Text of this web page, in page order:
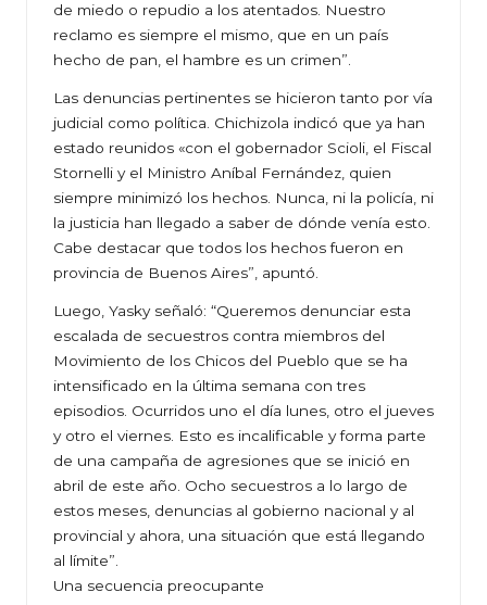
de miedo o repudio a los atentados. Nuestro
reclamo es siempre el mismo, que en un país
hecho de pan, el hambre es un crimen”.
Las denuncias pertinentes se hicieron tanto por vía
judicial como política. Chichizola indicó que ya han
estado reunidos «con el gobernador Scioli, el Fiscal
Stornelli y el Ministro Aníbal Fernández, quien
siempre minimizó los hechos. Nunca, ni la policía, ni
la justicia han llegado a saber de dónde venía esto.
Cabe destacar que todos los hechos fueron en
provincia de Buenos Aires”, apuntó.
Luego, Yasky señaló: “Queremos denunciar esta
escalada de secuestros contra miembros del
Movimiento de los Chicos del Pueblo que se ha
intensificado en la última semana con tres
episodios. Ocurridos uno el día lunes, otro el jueves
y otro el viernes. Esto es incalificable y forma parte
de una campaña de agresiones que se inició en
abril de este año. Ocho secuestros a lo largo de
estos meses, denuncias al gobierno nacional y al
provincial y ahora, una situación que está llegando
al límite”.
Una secuencia preocupante